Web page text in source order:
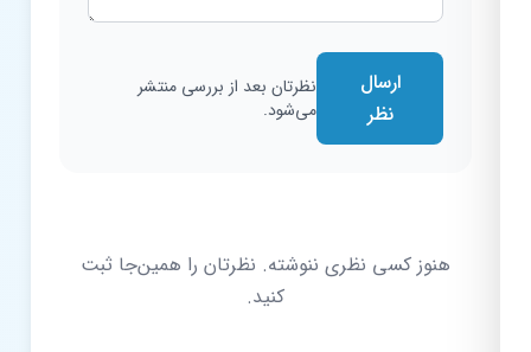
ارسال
نظرتان بعد از بررسی منتشر
می‌شود.
هنوز کسی نظری ننوشته. نظرتان را همین‌جا ثبت
کنید.